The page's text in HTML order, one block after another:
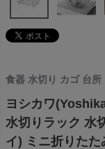
食器 水切り カゴ 台所
ヨシカワ
水切りラック 水
イ) ミニ折りた